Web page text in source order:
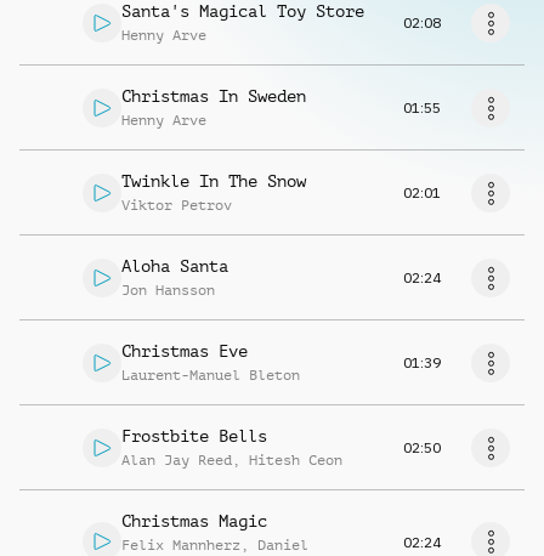
Santa's Magical Toy Store
Henny Arve
02:08
Christmas In Sweden
Henny Arve
01:55
Twinkle In The Snow
Viktor Petrov
02:01
Aloha Santa
Jon Hansson
02:24
Christmas Eve
Laurent-Manuel Bleton
01:39
Frostbite Bells
Alan Jay Reed , Hitesh Ceon
02:50
Christmas Magic
Felix Mannherz , Daniel
02:24